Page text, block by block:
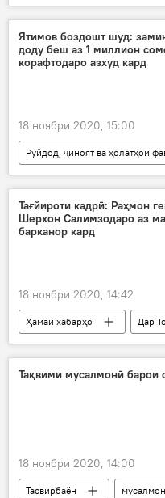
Рӯйдод, ҷиноят ва ҳолатҳои
Ятимов боздошт шуд:
доду беш аз 1 миллион
корафтодаро азхуд кард
18 ноябри 2020, 15:00
Рӯйдод, ҷиноят ва ҳолатҳои
Ҳамаи хабарҳо
Дар
Ожонси зидди фасод
Тағйироти кадрӣ: Раҳмон
Шерхон Салимзодаро аз
барканор кард
18 ноябри 2020, 14:42
Ҳамаи хабарҳо
Дар
Рӯйдод, ҷиноят ва ҳолатҳои
Тақвими мусалмонӣ барои
18 ноябри 2020, 14:00
Тасвирбаён мусалмон